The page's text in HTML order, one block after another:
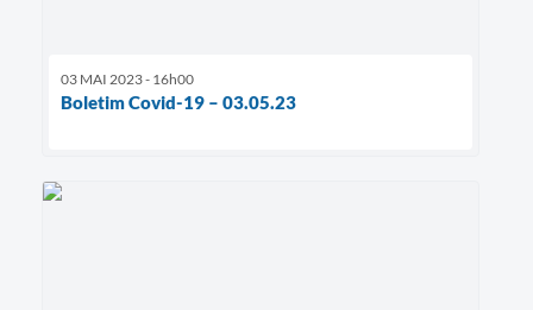
03 MAI 2023 - 16h00
Boletim Covid-19 – 03.05.23